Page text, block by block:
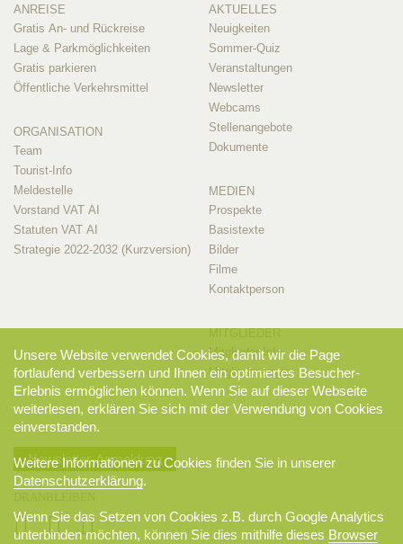
ANREISE
Gratis An- und Rückreise
Lage & Parkmöglichkeiten
Gratis parkieren
Öffentliche Verkehrsmittel
ORGANISATION
Team
Tourist-Info
Meldestelle
Vorstand VAT AI
Statuten VAT AI
Strategie 2022-2032 (Kurzversion)
AKTUELLES
Neuigkeiten
Sommer-Quiz
Veranstaltungen
Newsletter
Webcams
Stellenangebote
Dokumente
MEDIEN
Prospekte
Basistexte
Bilder
Filme
Kontaktperson
Mitglieder-Info
Mitglieder-Login
Newsletter-Anmeldung
Unsere Website verwendet Cookies, damit wir die Page
fortlaufend verbessern und Ihnen ein optimiertes Besucher-
Erlebnis ermöglichen können. Wenn Sie auf dieser Webseite
weiterlesen, erklären Sie sich mit der Verwendung von Cookies
einverstanden.
Weitere Informationen zu Cookies finden Sie in unserer
Datenschutzerklärung.
Wenn Sie das Setzen von Cookies z.B. durch Google Analytics
unterbinden möchten, können Sie dies mithilfe dieses Browser